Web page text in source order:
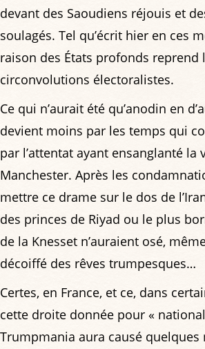
devant des Saoudiens réjouis et
soulagés. Tel qu’écrit hier en ces
raison des États profonds reprend
circonvolutions électoralistes.
Ce qui n’aurait été qu’anodin en
devient moins par les temps qui
par l’attentat ayant ensanglanté la
Manchester. Après les
mettre ce drame sur le dos de
des princes de Riyad ou le plus
de la Knesset n’auraient osé,
décoiffé des rêves trumpesques…
Certes, en France, et ce, dans
cette droite donnée pour «
Trumpmania aura causé quelques